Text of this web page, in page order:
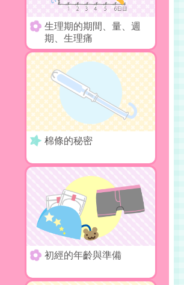
生理期的期間、量、週
期、生理痛
棉條的秘密
初經的年齡與準備